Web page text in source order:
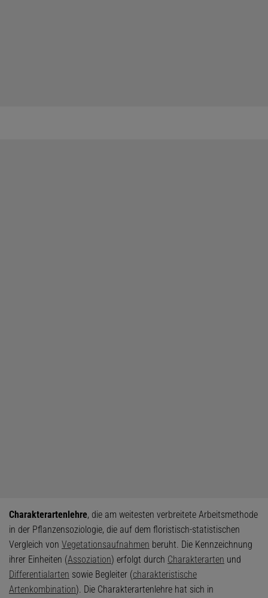
Charakterartenlehre, die am weitesten verbreitete Arbeitsmethode
in der Pflanzensoziologie, die auf dem floristisch-statistischen
Vergleich von Vegetationsaufnahmen beruht. Die Kennzeichnung
ihrer Einheiten (Assoziation) erfolgt durch Charakterarten und
Differentialarten sowie Begleiter (charakteristische
Artenkombination). Die Charakterartenlehre hat sich in